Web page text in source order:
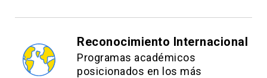
Reconocimiento Internacional
Programas académicos
posicionados en los más